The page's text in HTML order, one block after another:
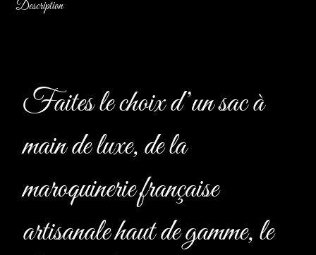
Description
Faites le choix d’un sac à
main de luxe, de la
maroquinerie française
artisanale haut de gamme, le